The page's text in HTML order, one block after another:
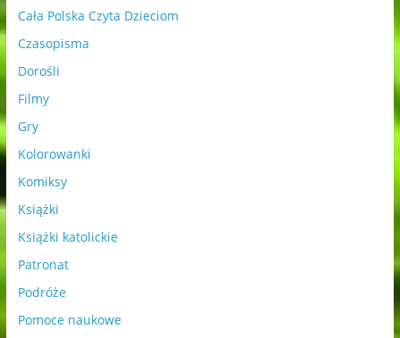
Cała Polska Czyta Dzieciom
Czasopisma
Dorośli
Filmy
Gry
Kolorowanki
Komiksy
Książki
Książki katolickie
Patronat
Podróże
Pomoce naukowe